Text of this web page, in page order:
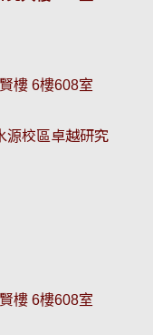
樓 6樓608室
源校區卓越研究
樓 6樓608室